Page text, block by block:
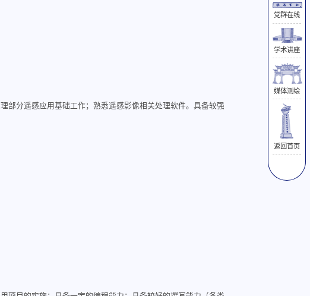
部分遥感应用基础工作；熟悉遥感影像相关处理软件。具备较强
党群在线
学术讲座
媒体测绘
返回首页